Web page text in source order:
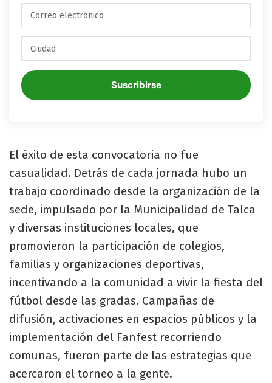
Suscribirse
El éxito de esta convocatoria no fue
casualidad. Detrás de cada jornada hubo un
trabajo coordinado desde la organización de la
sede, impulsado por la Municipalidad de Talca
y diversas instituciones locales, que
promovieron la participación de colegios,
familias y organizaciones deportivas,
incentivando a la comunidad a vivir la fiesta del
fútbol desde las gradas. Campañas de
difusión, activaciones en espacios públicos y la
implementación del Fanfest recorriendo
comunas, fueron parte de las estrategias que
acercaron el torneo a la gente.